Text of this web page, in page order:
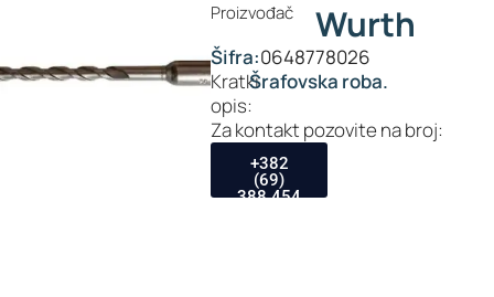
Proizvođač Wurth
Šifra:0648778026
Kratki
opis:
Šrafovska roba.
Za kontakt pozovite na broj:
+382
(69)
388 454